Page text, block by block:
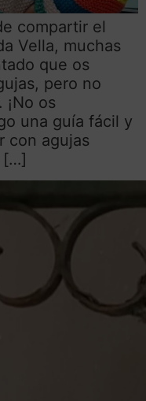
compartir el
Vella, muchas
que os
pero no
os
una guía fácil y
con agujas
[…]